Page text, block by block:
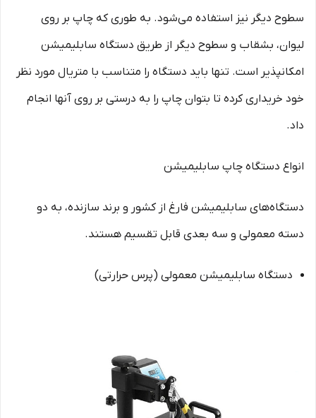
سطوح دیگر نیز استفاده می‌شود. به طوری که چاپ بر روی
لیوان، بشقاب و سطوح دیگر از طریق دستگاه سابلیمیشن
امکانپذیر است. تنها باید دستگاه را متناسب با متریال مورد نظر
خود خریداری کرده تا بتوان چاپ را به درستی بر روی آنها انجام
داد.
انواع دستگاه چاپ سابلیمیشن
دستگاه‌های سابلیمیشن فارغ از کشور و برند سازنده، به دو
دسته معمولی و سه بعدی قابل تقسیم هستند.
دستگاه سابلیمیشن معمولی (پرس حرارتی)